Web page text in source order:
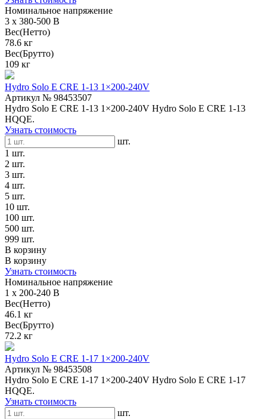
Номинальное напряжение
3 x 380-500 В
Вес(Нетто)
78.6 кг
Вес(Брутто)
109 кг
Hydro Solo E CRE 1-13 1×200-240V
Артикул № 98453507
Hydro Solo E CRE 1-13 1×200-240V Hydro Solo E CRE 1-13
HQQE.
Узнать стоимость
шт.
1 шт.
2 шт.
3 шт.
4 шт.
5 шт.
10 шт.
100 шт.
500 шт.
999 шт.
В корзину
В корзину
Узнать стоимость
Номинальное напряжение
1 x 200-240 В
Вес(Нетто)
46.1 кг
Вес(Брутто)
72.2 кг
Hydro Solo E CRE 1-17 1×200-240V
Артикул № 98453508
Hydro Solo E CRE 1-17 1×200-240V Hydro Solo E CRE 1-17
HQQE.
Узнать стоимость
шт.